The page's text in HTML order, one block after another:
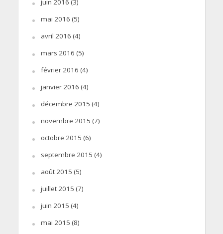
juin 2016 (3)
mai 2016 (5)
avril 2016 (4)
mars 2016 (5)
février 2016 (4)
janvier 2016 (4)
décembre 2015 (4)
novembre 2015 (7)
octobre 2015 (6)
septembre 2015 (4)
août 2015 (5)
juillet 2015 (7)
juin 2015 (4)
mai 2015 (8)